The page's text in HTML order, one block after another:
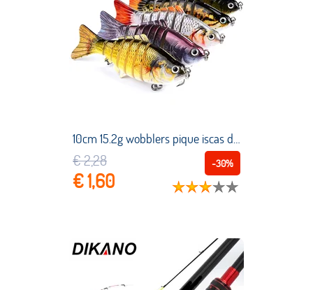
10cm 15.2g wobblers pique iscas de pesca artificial multi articulado seções artificial duro isca pesca pique pesca da carpa ferramentas
-30%
€ 2,28
€ 1,60